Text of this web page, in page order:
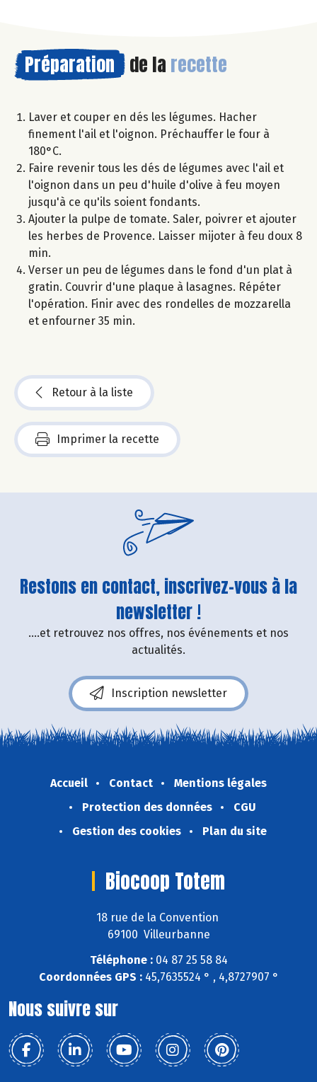
Préparation de la recette
Laver et couper en dés les légumes. Hacher
finement l'ail et l'oignon. Préchauffer le four à
180°C.
Faire revenir tous les dés de légumes avec l'ail et
l'oignon dans un peu d'huile d'olive à feu moyen
jusqu'à ce qu'ils soient fondants.
Ajouter la pulpe de tomate. Saler, poivrer et ajouter
les herbes de Provence. Laisser mijoter à feu doux 8
min.
Verser un peu de légumes dans le fond d'un plat à
gratin. Couvrir d'une plaque à lasagnes. Répéter
l'opération. Finir avec des rondelles de mozzarella
et enfourner 35 min.
Retour à la liste
Imprimer la recette
Restons en contact, inscrivez-vous à la
newsletter !
....et retrouvez nos offres, nos événements et nos
actualités.
Inscription newsletter
Accueil Contact
Mentions légales
Protection des données
CGU
Gestion des cookies
Plan du site
Biocoop Totem
18 rue de la Convention
69100 Villeurbanne
Téléphone :04 87 25 58 84
Coordonnées GPS :45,7635524 ° , 4,8727907 °
Nous suivre sur